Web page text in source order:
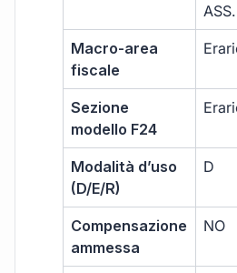
Macro-area
fiscale
Sezione
modello F24
Modalità d’uso
(D/E/R)
D
Compensazione
ammessa
NO